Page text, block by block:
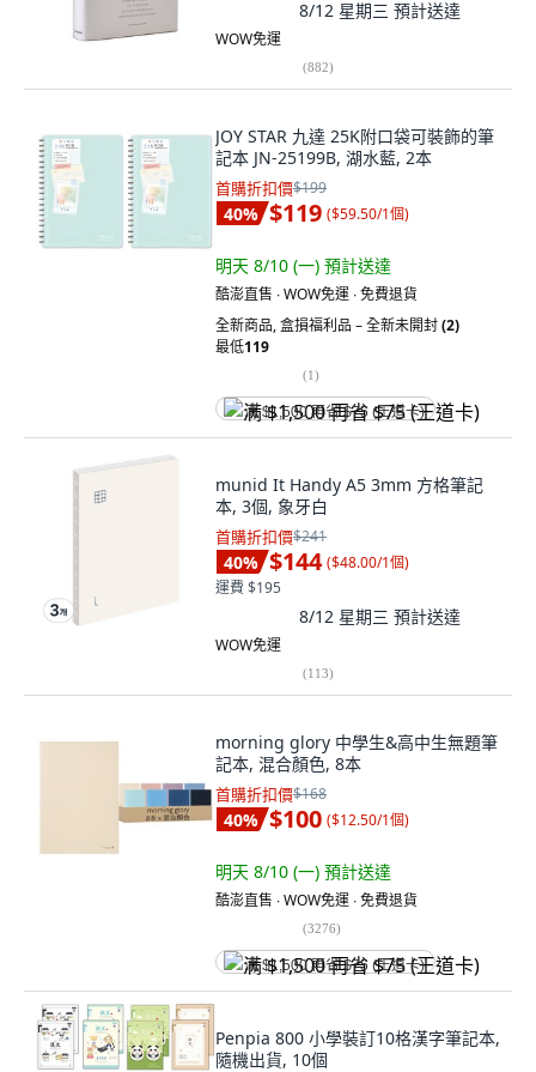
8/12 星期三 預計送達
WOW免運
(882)
JOY STAR 九達 25K附口袋可裝飾的筆
記本 JN-25199B, 湖水藍, 2本
首購折扣價$199
40% $119 ($59.50/1個)
明天 8/10 (一) 預計送達
酷澎直售 ∙ WOW免運 ∙ 免費退貨
全新商品,盒損福利品 – 全新未開封(2)
最低119
(1)
满 $1,500 再省 $75 (王道卡)
munid It Handy A5 3mm 方格筆記
本, 3個, 象牙白
首購折扣價$241
40% $144 ($48.00/1個)
運費 $195
8/12 星期三 預計送達
WOW免運
(113)
morning glory 中學生&高中生無題筆
記本, 混合顏色, 8本
首購折扣價$168
40% $100 ($12.50/1個)
明天 8/10 (一) 預計送達
酷澎直售 ∙ WOW免運 ∙ 免費退貨
(3276)
满 $1,500 再省 $75 (王道卡)
Penpia 800 小學裝訂10格漢字筆記本,
隨機出貨, 10個